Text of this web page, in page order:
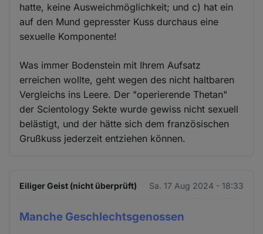
hatte, keine Ausweichmöglichkeit; und c) hat ein
auf den Mund gepresster Kuss durchaus eine
sexuelle Komponente!
Was immer Bodenstein mit Ihrem Aufsatz
erreichen wollte, geht wegen des nicht haltbaren
Vergleichs ins Leere. Der "operierende Thetan"
der Scientology Sekte wurde gewiss nicht sexuell
belästigt, und der hätte sich dem französischen
Grußkuss jederzeit entziehen können.
Eiliger Geist (nicht überprüft) Sa. 17 Aug 2024 - 18:33
Manche Geschlechtsgenossen